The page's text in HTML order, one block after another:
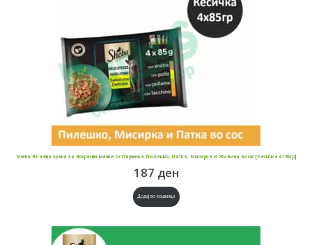
Sheba Влажна храна за Возрасни мачки со Парчиња Пилешко, Патка, Мисирка и Живина во сос [Кесичка 4×85гр]
187 ден
Додај во кошница